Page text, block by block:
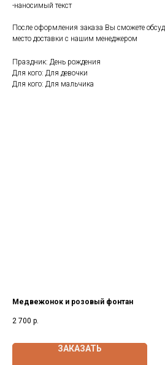
-наносимый текст
После оформления заказа Вы сможете
место доставки с нашим менеджером
Праздник: День рождения
Для кого: Для девочки
Для кого: Для мальчика
Медвежонок и розовый фонтан
2 700 р.
ЗАКАЗАТЬ